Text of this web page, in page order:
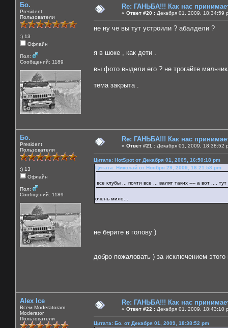
Бо.
President
Пользователи
:) 13
Офлайн
Пол:
Сообщений: 1189
Re: ГАНЬБА!!! Как нас
« Ответ #20 : Декабря 01, 2009, 18:34:59
не ну че вы тут устроили ? абалдели ?
я в шоке , как дети .
вы фото выдели его ? не трогайте
тема закрыта .
Бо.
President
Пользователи
:) 13
Офлайн
Пол:
Сообщений: 1189
Re: ГАНЬБА!!! Как нас
« Ответ #21 : Декабря 01, 2009, 18:38:52
Цитата: HotSpot от Декабря 01, 2009, 16:50:18 pm
Цитата: Николай от Ноября 29, 2009, 16:21:58 pm
все клубы ... почти все ... валят таких ---- а вот ....
очень мило...
не берите в голову )
добро пожаловать ) за исключением
Alex Ice
Всем Moderatoram
Moderator
Пользователи
Re: ГАНЬБА!!! Как нас
« Ответ #22 : Декабря 01, 2009, 18:43:10
Цитата: Бо. от Декабря 01, 2009, 18:38:52 pm